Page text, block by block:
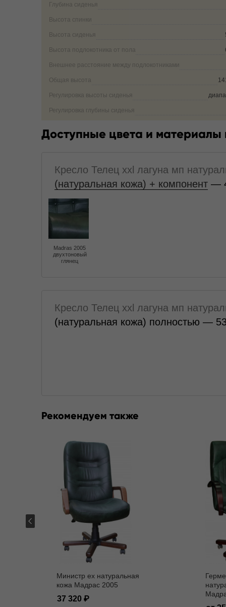
Глубина сиденья
Высота спинки
Высота сиденья
Высота подлокотника от пола
Внешнее расстояние между подлокотниками
Общая высота
Регулировка высоты сиденья
Регулировка глубины сиденья
Доступные цвета и материалы
Кресло Телец xxl лагуна мп
(натуральная кожа) + компонент —
Madras 2005
двухтоновый
глянец
Кресло Телец xxl лагуна мп
(натуральная кожа) полностью —
Рекомендуем также
Министр ех натуральная
кожа Мадрас 2005
37 320